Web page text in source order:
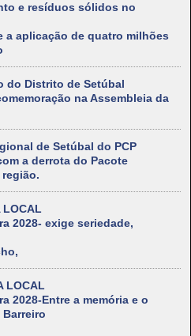
e resíduos sólidos no
a aplicação de quatro milhões
do Distrito de Setúbal
na Assembleia da
de Setúbal do PCP
a derrota do Pacote
LOCAL
2028- exige seriedade,
LOCAL
2028-Entre a memória e o